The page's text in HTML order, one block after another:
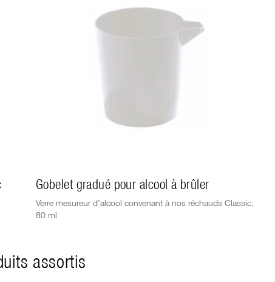
Gobelet gradué pour alcool à brûler
Verre mesureur d’alcool convenant à nos réchauds Classic,
80 ml
assortis